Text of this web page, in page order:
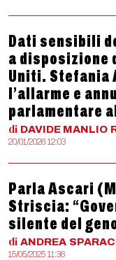
Dati sensibili
a disposizione
Uniti. Stefania
l’allarme e
parlamentare
di DAVIDE MANLIO
20/01/2026 12:03
Parla Ascari
Striscia:
silente del
di ANDREA
15/05/2025 11:36